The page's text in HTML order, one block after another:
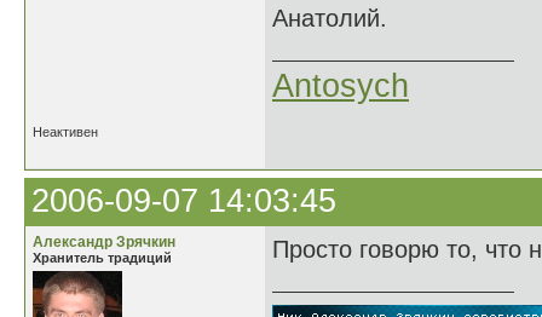
Анатолий.
Antosych
Неактивен
2006-09-07 14:03:45
Александр Зрячкин
Хранитель традиций Просто говорю то, что